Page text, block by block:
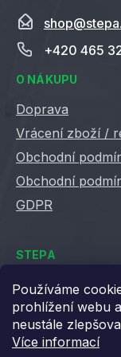
Používáme
prohlížení webu
neustále
Více informací
shop@
+420 465
O NÁKUPU
Doprava
Vrácení zboží /
Obchodní
Obchodní
GDPR
STEPA
Kontakty
Kariéra ve Stepě
Věrnostní slevy